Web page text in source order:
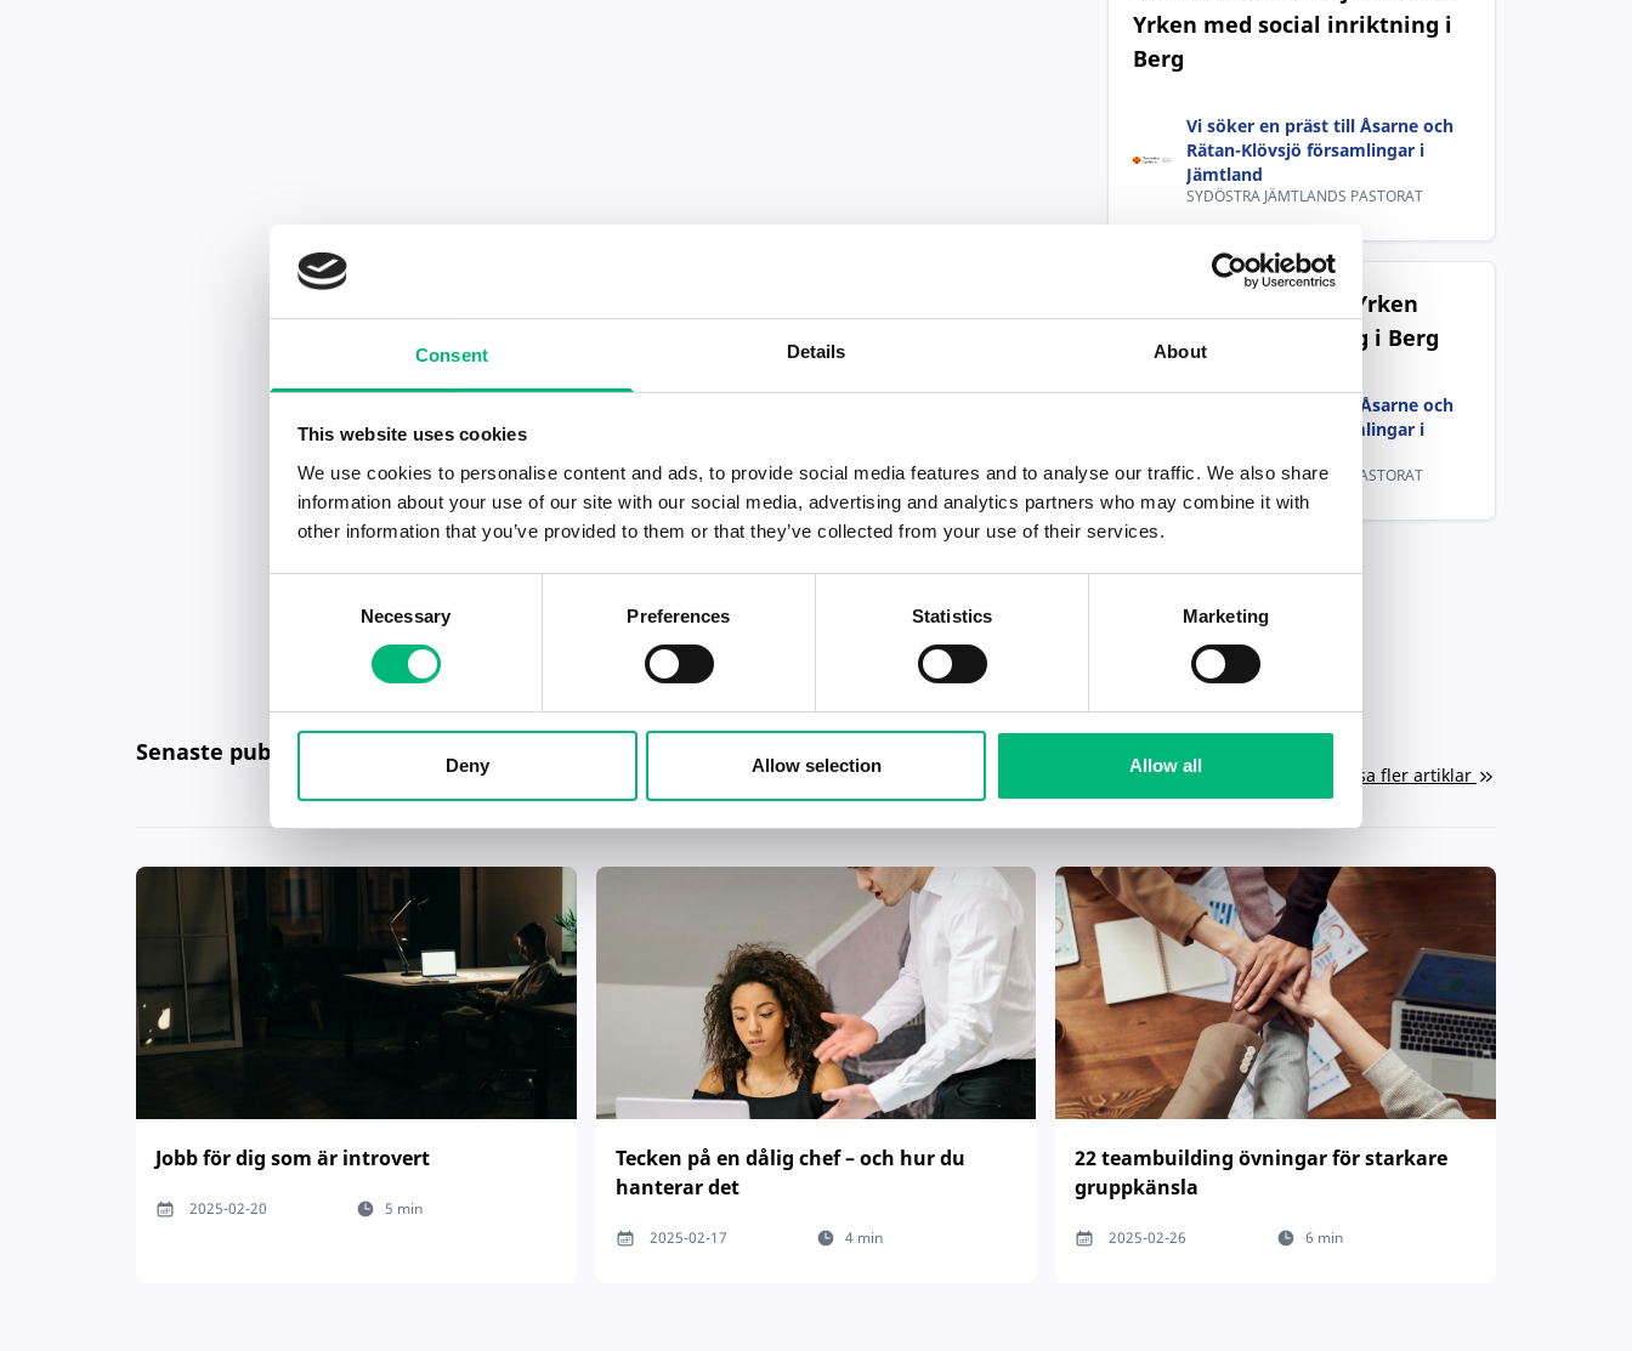
Consent Details About
This website uses cookies
We use cookies to personalise content and ads, to provide social media features and to analyse our traffic. We also share
information about your use of our site with our social media, advertising and analytics partners who may combine it with
other information that you’ve provided to them or that they’ve collected from your use of their services.
Necessary Preferences Statistics Marketing
Deny Allow selection Allow all
Yrken med social inriktning i
Berg
Vi söker en präst till Åsarne och
Rätan-Klövsjö församlingar i
Jämtland
SYDÖSTRA JÄMTLANDS PASTORAT
Populära jobb inom Yrken
med social inriktning i Berg
Vi söker en präst till Åsarne och
Rätan-Klövsjö församlingar i
SYDÖSTRA JÄMTLANDS PASTORAT
Senaste publiceringarna i Jobbnytt
Visa fler artiklar
Jobb för dig som är introvert
2025-02-20 5 min
Tecken på en dålig chef – och hur du
hanterar det
2025-02-17 4 min
22 teambuilding övningar för starkare
gruppkänsla
2025-02-26 6 min